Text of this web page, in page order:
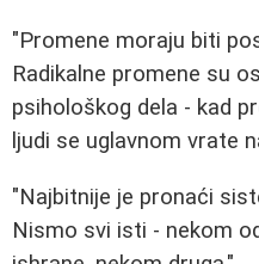
"Promene moraju biti
Radikalne promene su
psihološkog dela - kad
ljudi se uglavnom vrate
"Najbitnije je pronaći
Nismo svi isti - nekom